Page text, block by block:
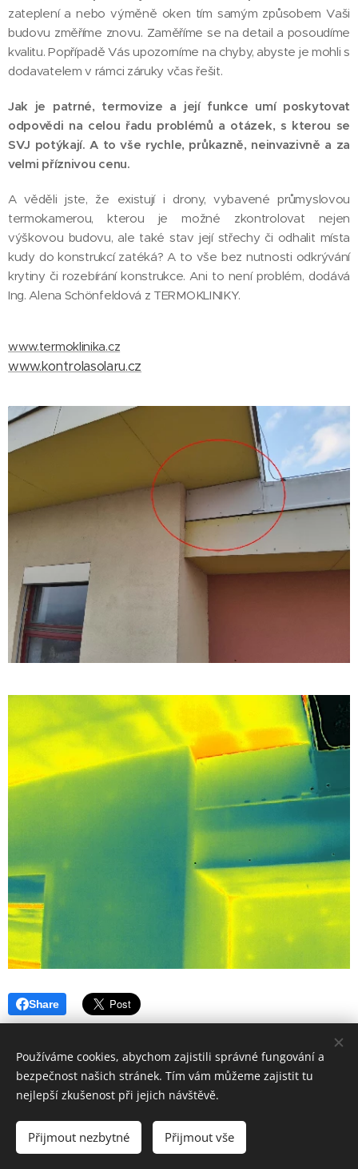
zateplení a nebo výměně oken tím samým způsobem Vaši
budovu změříme znovu. Zaměříme se na detail a posoudíme
kvalitu. Popřípadě Vás upozorníme na chyby, abyste je mohli s
dodavatelem v rámci záruky včas řešit.
Jak je patrné, termovize a její funkce umí poskytovat
odpovědi na celou řadu problémů a otázek, s kterou se
SVJ potýkají. A to vše rychle, průkazně, neinvazivně a za
velmi příznivou cenu.
A věděli jste, že existují i drony, vybavené průmyslovou
termokamerou, kterou je možné zkontrolovat nejen
výškovou budovu, ale také stav její střechy či odhalit místa
kudy do konstrukcí zatéká? A to vše bez nutnosti odkrývání
krytiny či rozebírání konstrukce. Ani to není problém, dodává
Ing. Alena Schönfeldová z TERMOKLINIKY.
www.termoklinika.cz
www.kontrolasolaru.cz
Share
© 2026 TERMOKLINIKA s.r.o. - IČO 256 56 163 - Uralská 689/7,
Praha 6, 160 00
VOP a GDPR Cookies
Používáme cookies, abychom zajistili správné fungování a
bezpečnost našich stránek. Tím vám můžeme zajistit tu
nejlepší zkušenost při jejich návštěvě.
Přijmout nezbytné Přijmout vše